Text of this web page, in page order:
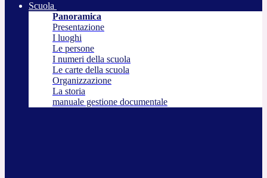
Scuola
Panoramica
Presentazione
I luoghi
Le persone
I numeri della scuola
Le carte della scuola
Organizzazione
La storia
manuale gestione documentale